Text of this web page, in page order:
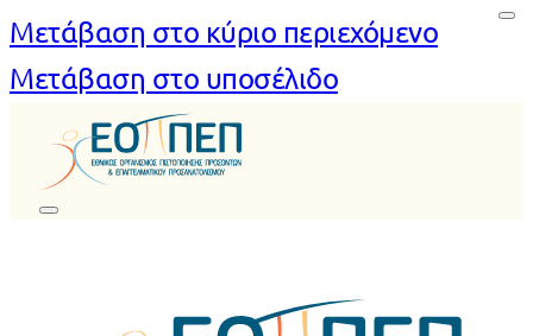
Μετάβαση στο κύριο περιεχόμενο
Μετάβαση στο υποσέλιδο